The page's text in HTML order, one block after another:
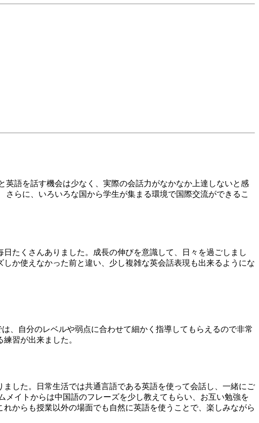
語を話す機会は少なく、実際の会話力がなかなか上達しないと感
らに、いろいろな国から学生が集まる環境で国際交流ができるこ
たくさんありました。成長の伸びを意識して、日々を過ごしまし
か使えなかった前と違い、少し複雑な英会話表現も出来るようにな
、自分のレベルや弱点に合わせて細かく指導してもらえるので非常
習が出来ました。
した。日常生活では共通言語である英語を使って会話し、一緒にご
イトからは中国語のフレーズを少し教えてもらい、お互い勉強を
からも授業以外の場面でも自然に英語を使うことで、楽しみながら